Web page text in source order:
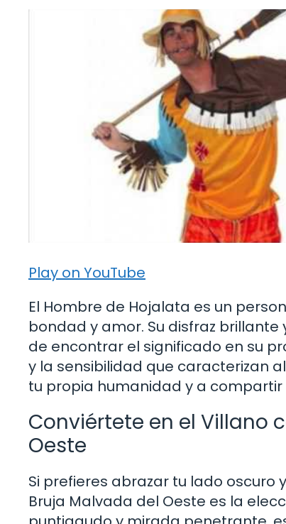
Play on YouTube
El Hombre de Hojalata es un
bondad y amor. Su disfraz
de encontrar el significado en su
y la sensibilidad que caracterizan
tu propia humanidad y a
Conviértete en el Villano
Oeste
Si prefieres abrazar tu lado oscuro
Bruja Malvada del Oeste es la